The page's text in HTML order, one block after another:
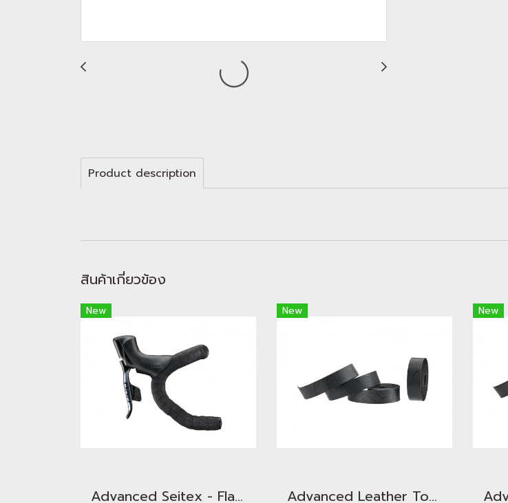
Product description
สินค้าเกี่ยวข้อง
New
Advanced Seitex - Flash Black
New
Advanced Leather Touch - Minimalism TOPO Jet Black
New